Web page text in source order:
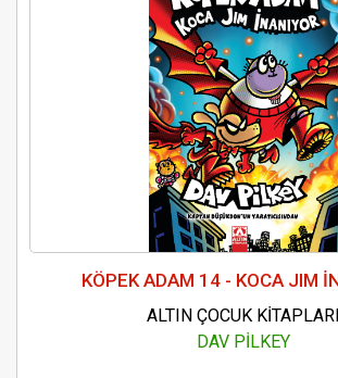
KÖPEK ADAM 14 - KOCA JIM
ALTIN ÇOCUK KİTAPLARI
DAV PİLKEY